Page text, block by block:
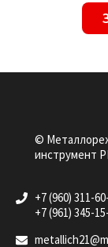
©
инструмент
+7 (960) 311-
+7 (961) 345-